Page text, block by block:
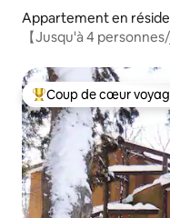
Appartement en
【Jusqu'à 4
Coups de cœur
Coup de cœur